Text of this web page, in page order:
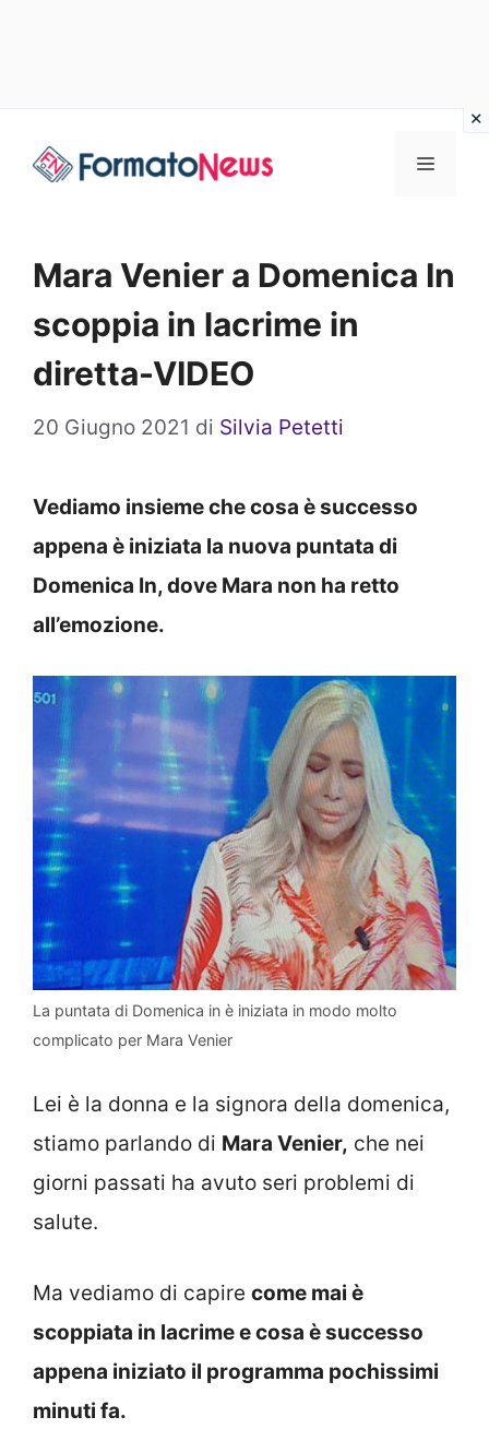
Menu
Mara Venier a Domenica In
scoppia in lacrime in
diretta-VIDEO
20 Giugno 2021 di Silvia Petetti
Vediamo insieme che cosa è successo
appena è iniziata la nuova puntata di
Domenica In, dove Mara non ha retto
all’emozione.
La puntata di Domenica in è iniziata in modo molto
complicato per Mara Venier
Lei è la donna e la signora della domenica,
stiamo parlando di Mara Venier, che nei
giorni passati ha avuto seri problemi di
salute.
Ma vediamo di capire come mai è
scoppiata in lacrime e cosa è successo
appena iniziato il programma pochissimi
minuti fa.